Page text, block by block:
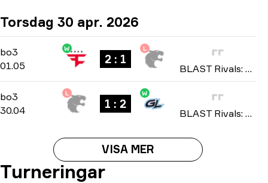
Torsdag 30 apr. 2026
bo3 -bo3
01.05
W
2 : 1
L
BLAST Rivals: Spring 2026
bo3 -bo3
30.04
L
1 : 2
W
BLAST Rivals: Spring 2026
VISA MER
Turneringar